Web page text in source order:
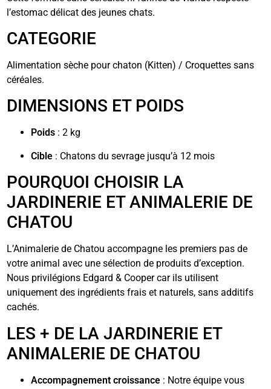
l’estomac délicat des jeunes chats.
CATEGORIE
Alimentation sèche pour chaton (Kitten) / Croquettes sans
céréales.
DIMENSIONS ET POIDS
Poids : 2 kg
Cible : Chatons du sevrage jusqu’à 12 mois
POURQUOI CHOISIR LA
JARDINERIE ET ANIMALERIE DE
CHATOU
L’Animalerie de Chatou accompagne les premiers pas de
votre animal avec une sélection de produits d’exception.
Nous privilégions Edgard & Cooper car ils utilisent
uniquement des ingrédients frais et naturels, sans additifs
cachés.
LES + DE LA JARDINERIE ET
ANIMALERIE DE CHATOU
Accompagnement croissance : Notre équipe vous